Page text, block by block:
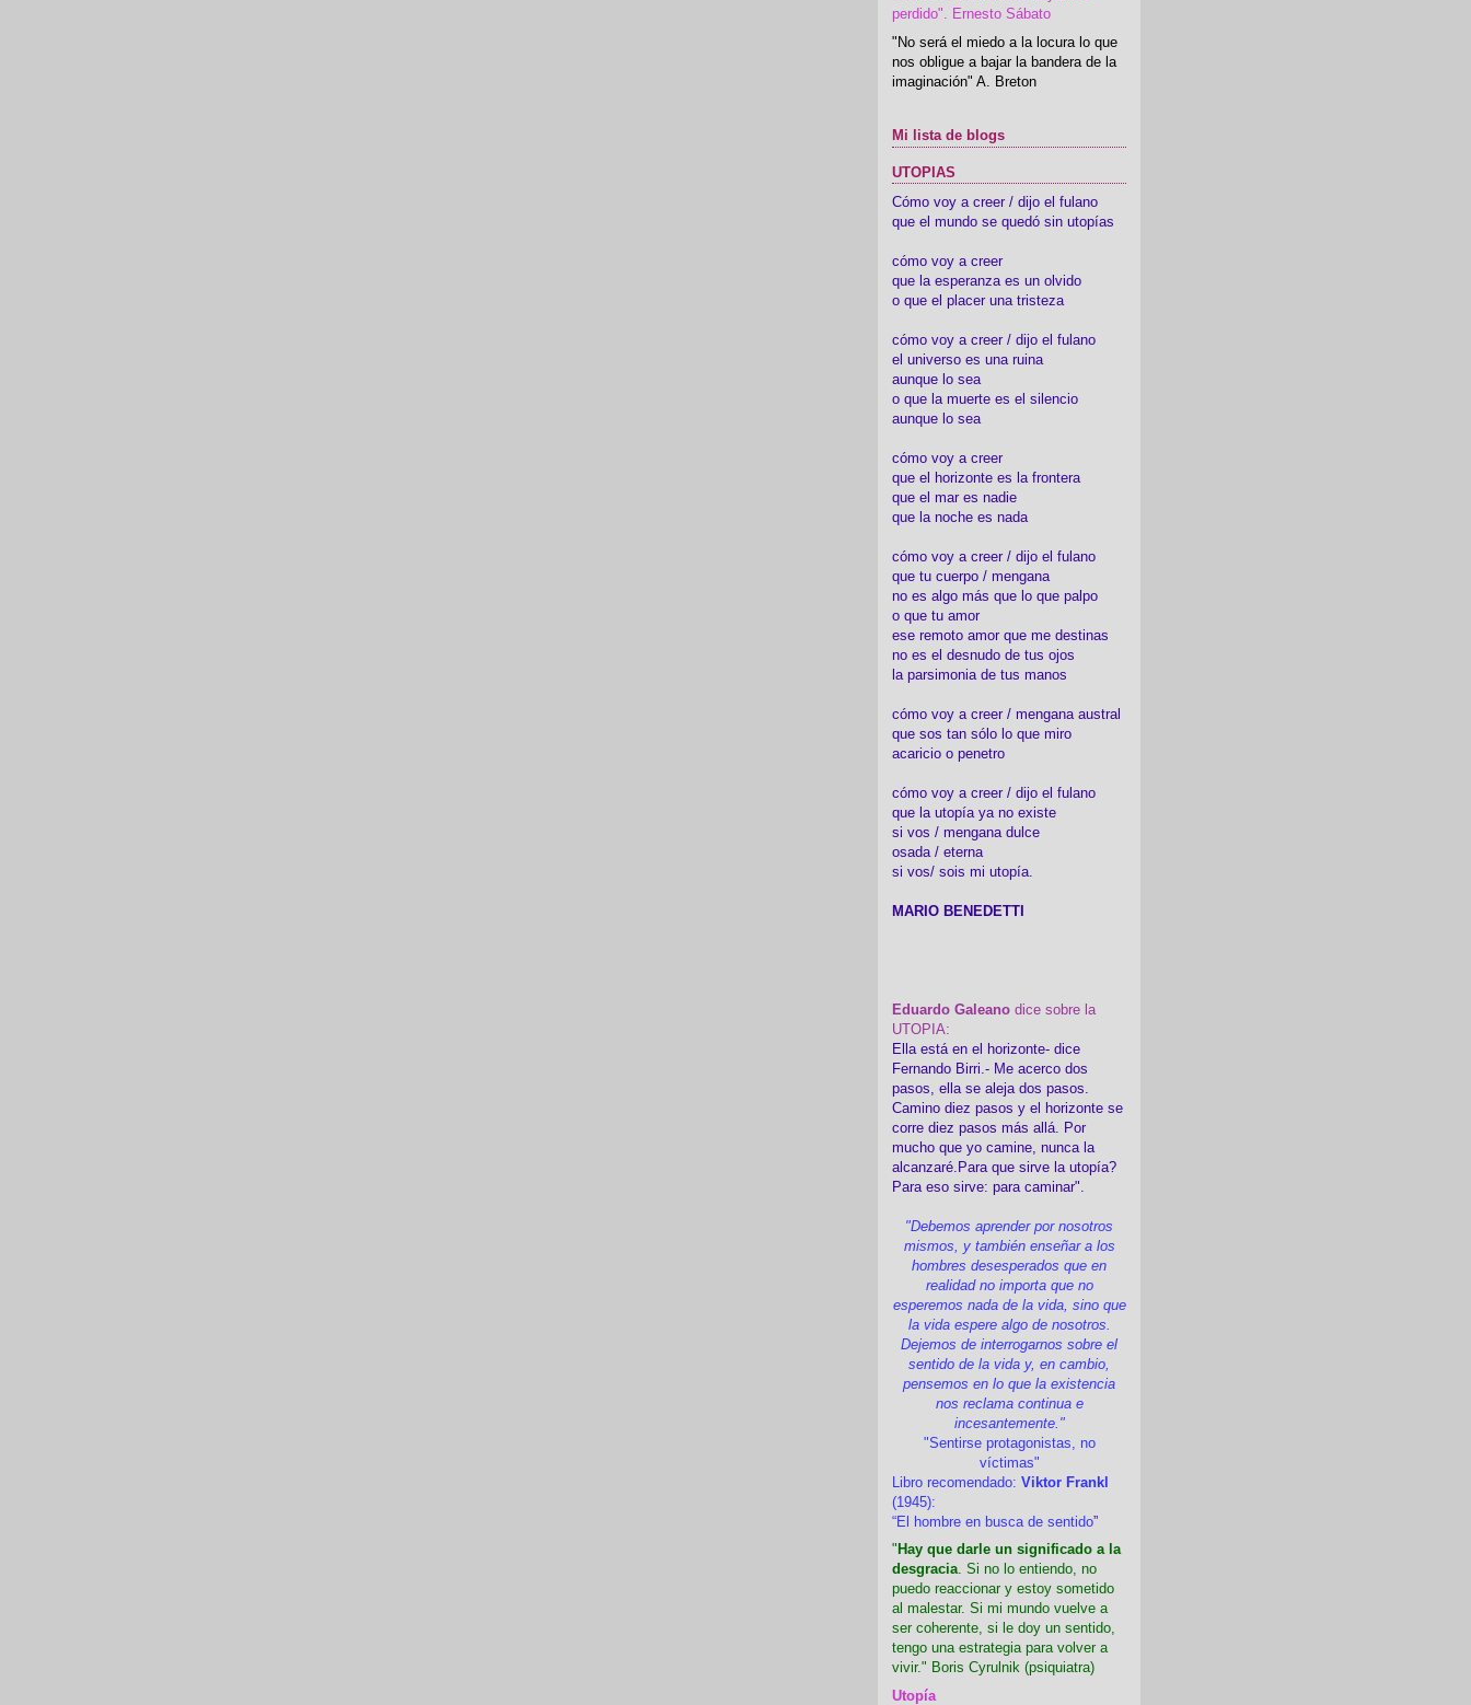
perdido". Ernesto Sábato
"No será el miedo a la locura lo que
nos obligue a bajar la bandera de la
imaginación" A. Breton
Mi lista de blogs
UTOPIAS
Cómo voy a creer / dijo el fulano
que el mundo se quedó sin utopías
cómo voy a creer
que la esperanza es un olvido
o que el placer una tristeza
cómo voy a creer / dijo el fulano
el universo es una ruina
aunque lo sea
o que la muerte es el silencio
aunque lo sea
cómo voy a creer
que el horizonte es la frontera
que el mar es nadie
que la noche es nada
cómo voy a creer / dijo el fulano
que tu cuerpo / mengana
no es algo más que lo que palpo
o que tu amor
ese remoto amor que me destinas
no es el desnudo de tus ojos
la parsimonia de tus manos
cómo voy a creer / mengana austral
que sos tan sólo lo que miro
acaricio o penetro
cómo voy a creer / dijo el fulano
que la utopía ya no existe
si vos / mengana dulce
osada / eterna
si vos/ sois mi utopía.
MARIO BENEDETTI
Eduardo Galeano dice sobre la
UTOPIA:
Ella está en el horizonte- dice
Fernando Birri.- Me acerco dos
pasos, ella se aleja dos pasos.
Camino diez pasos y el horizonte se
corre diez pasos más allá. Por
mucho que yo camine, nunca la
alcanzaré.Para que sirve la utopía?
Para eso sirve: para caminar".
"Debemos aprender por nosotros
mismos, y también enseñar a los
hombres desesperados que en
realidad no importa que no
esperemos nada de la vida, sino que
la vida espere algo de nosotros.
Dejemos de interrogarnos sobre el
sentido de la vida y, en cambio,
pensemos en lo que la existencia
nos reclama continua e
incesantemente."
"Sentirse protagonistas, no
víctimas"
Libro recomendado: Viktor Frankl
(1945):
“El hombre en busca de sentido”
" Hay que darle un significado a la
desgracia. Si no lo entiendo, no
puedo reaccionar y estoy sometido
al malestar. Si mi mundo vuelve a
ser coherente, si le doy un sentido,
tengo una estrategia para volver a
vivir." Boris Cyrulnik (psiquiatra)
Utopía